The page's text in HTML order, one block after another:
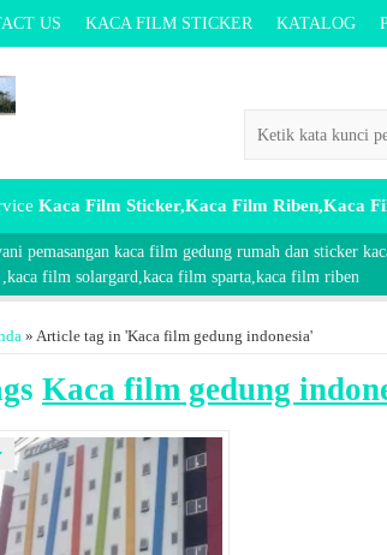
US KACA FILM STICKER KATALOG
Kaca Film Sticker,Kaca Film Riben,Kaca
pemasangan kaca film gedung rumah dan sticker
film solargard,kaca film sparta,kaca film riben
» Article tag in 'Kaca film gedung indonesia'
Kaca film gedung